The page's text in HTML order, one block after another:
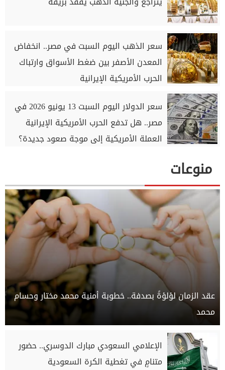
سعر الذهب اليوم السبت في مصر.. انخفاض
المعدن الأصفر بين ضغط الأسواق وارتباك
الحرب الأمريكية الإيرانية
سعر الدولار اليوم السبت 13 يونيو 2026 في
مصر.. هل تدفع الحرب الأمريكية الإيرانية
العملة الأمريكية إلى موجة صعود جديدة؟
منوعات
عقد الزمان لؤلؤةً بصدفة.. خطوبة أمنية محمد مختار وحسام
محمد
الإعلامي السعودي مبارك الدوسري.. حضور
متنامٍ في تغطية الكرة السعودية